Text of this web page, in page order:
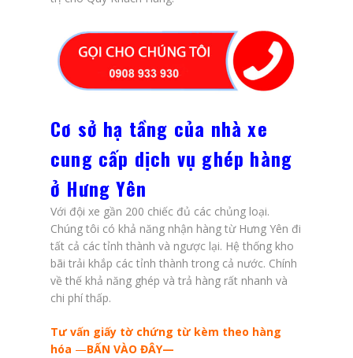
Cơ sở hạ tầng của nhà xe
cung cấp dịch vụ ghép hàng
ở Hưng Yên
Với đội xe gần 200 chiếc đủ các chủng loại.
Chúng tôi có khả năng nhận hàng từ Hưng Yên đi
tất cả các tỉnh thành và ngược lại. Hệ thống kho
bãi trải khắp các tỉnh thành trong cả nước. Chính
về thế khả năng ghép và trả hàng rất nhanh và
chi phí thấp.
Tư vấn giấy tờ chứng từ kèm theo hàng
hóa —BẤN VÀO ĐÂY—